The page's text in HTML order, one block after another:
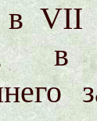
в VII
в